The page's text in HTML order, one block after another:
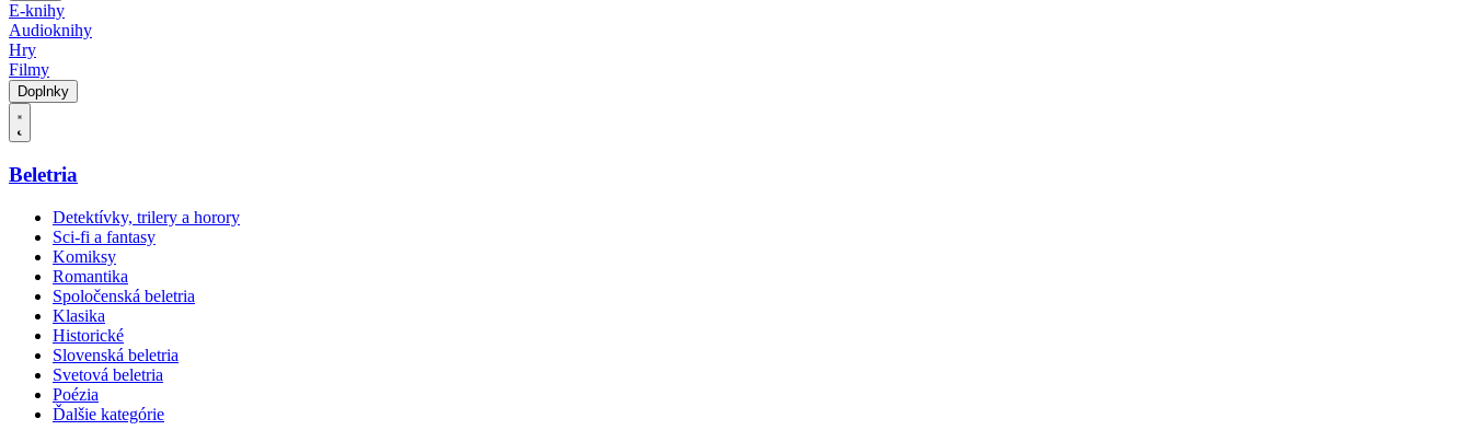
E-knihy
Audioknihy
Hry
Filmy
Doplnky
Beletria
Detektívky, trilery a horory
Sci-fi a fantasy
Komiksy
Romantika
Spoločenská beletria
Klasika
Historické
Slovenská beletria
Svetová beletria
Poézia
Ďalšie kategórie